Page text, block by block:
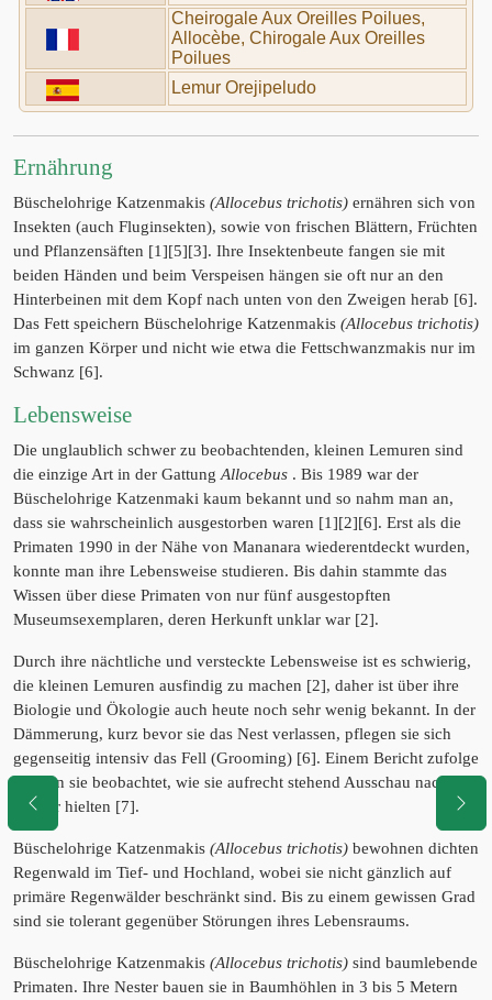
Cheirogale Aux Oreilles Poilues,
Allocèbe, Chirogale Aux Oreilles
Poilues
Lemur Orejipeludo
Ernährung
Büschelohrige Katzenmakis (Allocebus trichotis) ernähren sich von
Insekten (auch Fluginsekten), sowie von frischen Blättern, Früchten
und Pflanzensäften [1][5][3]. Ihre Insektenbeute fangen sie mit
beiden Händen und beim Verspeisen hängen sie oft nur an den
Hinterbeinen mit dem Kopf nach unten von den Zweigen herab [6].
Das Fett speichern Büschelohrige Katzenmakis (Allocebus trichotis)
im ganzen Körper und nicht wie etwa die Fettschwanzmakis nur im
Schwanz [6].
Lebensweise
Die unglaublich schwer zu beobachtenden, kleinen Lemuren sind
die einzige Art in der Gattung Allocebus . Bis 1989 war der
Büschelohrige Katzenmaki kaum bekannt und so nahm man an,
dass sie wahrscheinlich ausgestorben waren [1][2][6]. Erst als die
Primaten 1990 in der Nähe von Mananara wiederentdeckt wurden,
konnte man ihre Lebensweise studieren. Bis dahin stammte das
Wissen über diese Primaten von nur fünf ausgestopften
Museumsexemplaren, deren Herkunft unklar war [2].
Durch ihre nächtliche und versteckte Lebensweise ist es schwierig,
die kleinen Lemuren ausfindig zu machen [2], daher ist über ihre
Biologie und Ökologie auch heute noch sehr wenig bekannt. In der
Dämmerung, kurz bevor sie das Nest verlassen, pflegen sie sich
gegenseitig intensiv das Fell (Grooming) [6]. Einem Bericht zufolge
wurden sie beobachtet, wie sie aufrecht stehend Ausschau nach
Gefahr hielten [7].
Büschelohrige Katzenmakis (Allocebus trichotis) bewohnen dichten
Regenwald im Tief- und Hochland, wobei sie nicht gänzlich auf
primäre Regenwälder beschränkt sind. Bis zu einem gewissen Grad
sind sie tolerant gegenüber Störungen ihres Lebensraums.
Büschelohrige Katzenmakis (Allocebus trichotis) sind baumlebende
Primaten. Ihre Nester bauen sie in Baumhöhlen in 3 bis 5 Metern